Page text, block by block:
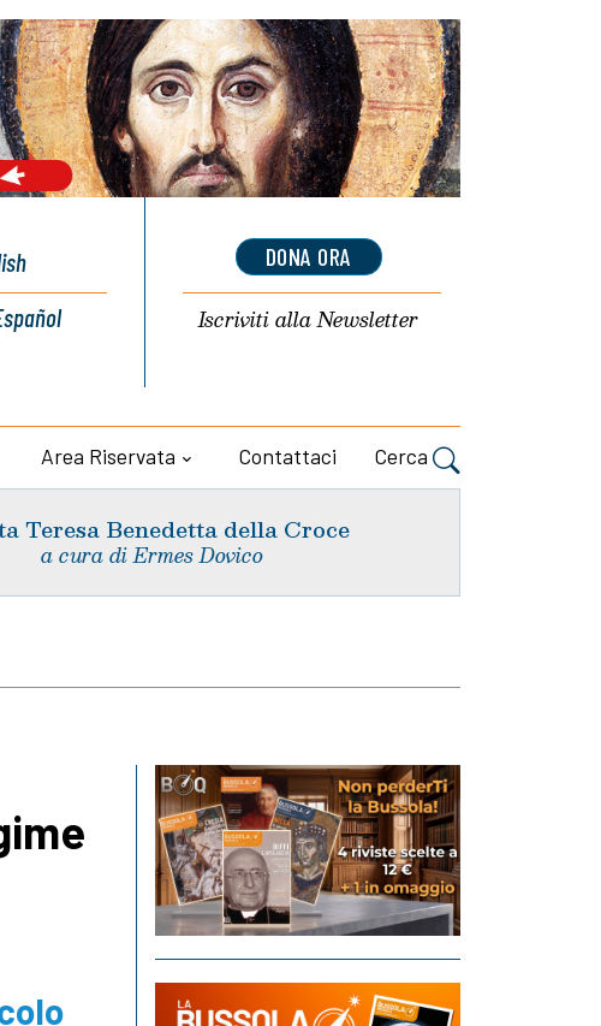
DONA ORA
Iscriviti allaNewsletter
Area Riservata Contattaci Cerca
Teresa Benedetta della Croce
a cura di Ermes Dovico